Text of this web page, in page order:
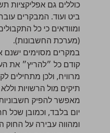
ביט ועוד. המבקרים
ומוודאים כי כל
(מערכת החשבונות).
במקרים מסוימים ישנם
קודם כל ״להריץ״ את
מרוויח, ולכן מתחילים
תיקים מול הרשויות
יום בלבד, וכמובן שכל
ומהווה עבירה על החוק